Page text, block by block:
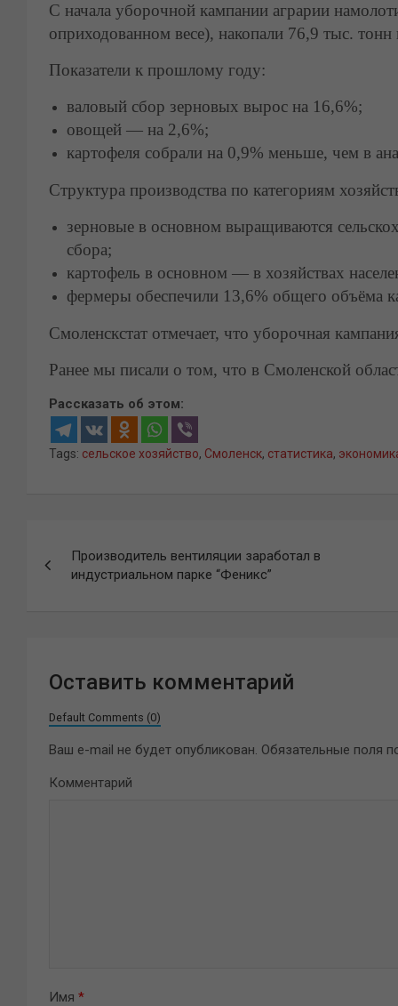
С начала уборочной кампании аграрии
оприходованном весе), накопали 76,9 тыс.
Показатели к прошлому году:
валовый сбор зерновых вырос на 16,6%;
овощей — на 2,6%;
картофеля собрали на 0,9% меньше, чем в
Структура производства по категориям
зерновые в основном выращиваются
сбора;
картофель в основном — в хозяйствах
фермеры обеспечили 13,6% общего объёма
Смоленскстат отмечает, что уборочная
Ранее мы писали о том, что в Смоленской
Рассказать об этом:
Tags: сельское хозяйство, Смоленск, статистика,
по
Производитель вентиляции заработал в
индустриальном парке “Феникс”
Оставить комментарий
Default Comments (0)
Ваш e-mail не будет опубликован. Обязательные поля
Комментарий
Имя *